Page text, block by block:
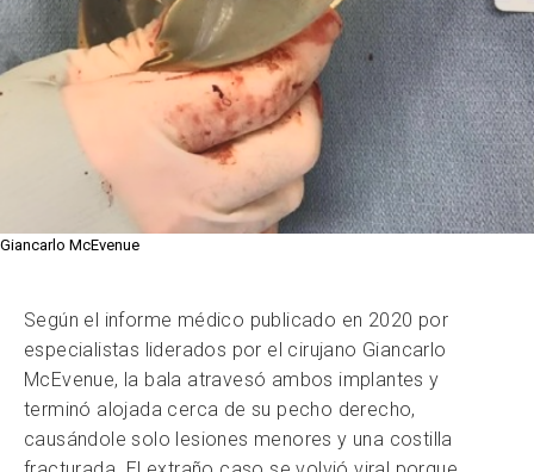
Giancarlo McEvenue
Según el informe médico publicado en 2020 por
especialistas liderados por el cirujano Giancarlo
McEvenue, la bala atravesó ambos implantes y
terminó alojada cerca de su pecho derecho,
causándole solo lesiones menores y una costilla